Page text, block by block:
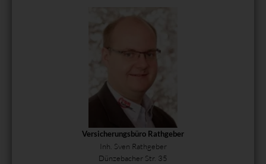
Versicherungsbüro Rathgeber
Inh. Sven Rathgeber
Dünzebacher Str. 35